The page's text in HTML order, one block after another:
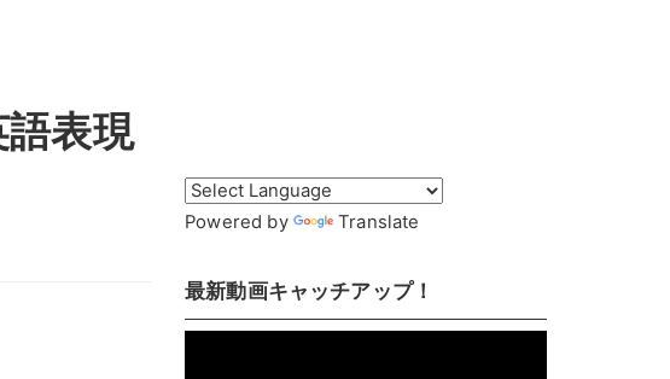
表現
Powered by Translate
最新動画キャッチアップ！